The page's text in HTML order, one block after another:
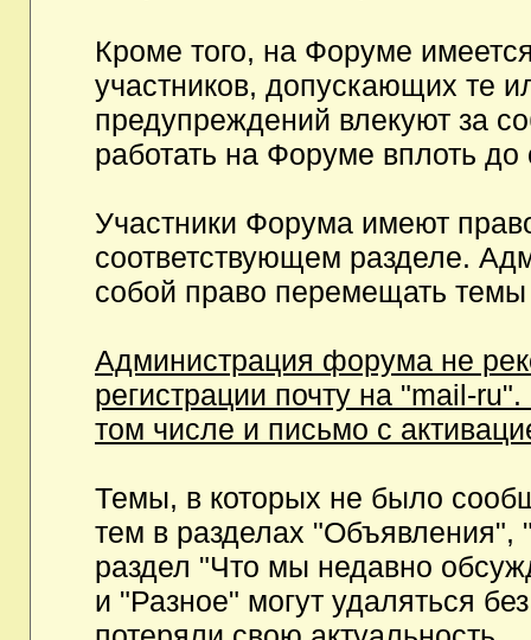
Кроме того, на Форуме
участников, допускающих те
предупреждений влекуют за
работать на Форуме вплоть
Участники Форума имеют
соответствующем разделе.
собой право перемещать темы
Администрация форума не
регистрации почту на "mail-
том числе и письмо с
Темы, в которых не было
тем в разделах
раздел "Что мы недавно
и "Разное" могут удаляться